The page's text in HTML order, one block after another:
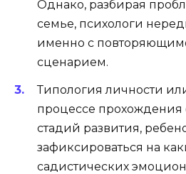
Однако, разбирая
семье, психологи
именно с
сценарием.
Типология личности
процессе
стадий развития,
зафиксироваться на
садистических